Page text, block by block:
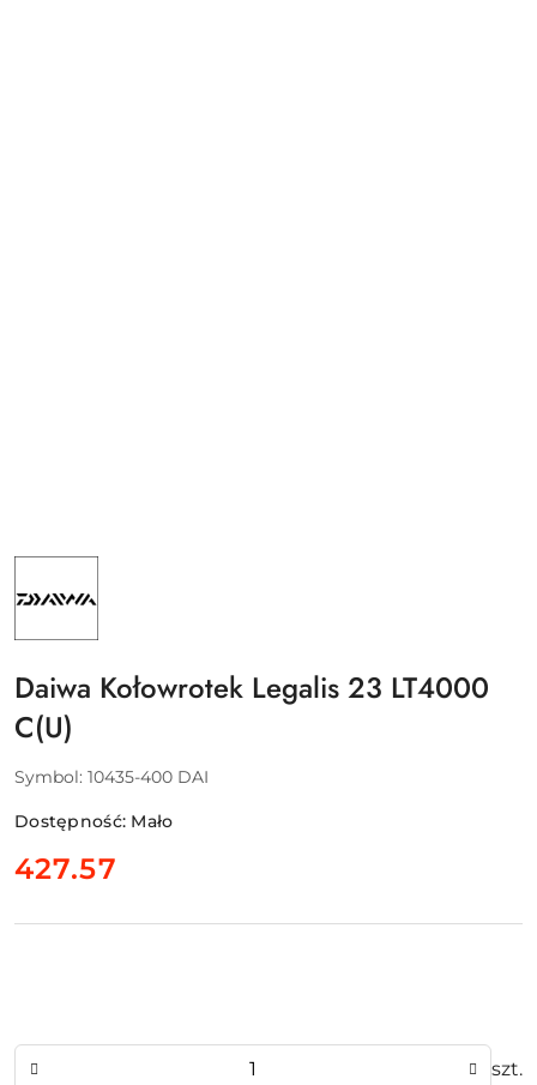
NAZWA
DAIWA
Daiwa Kołowrotek Legalis 23 LT4000
C(U)
Symbol: 10435-400 DAI
Dostępność: Mało
cena:
427.57
szt.